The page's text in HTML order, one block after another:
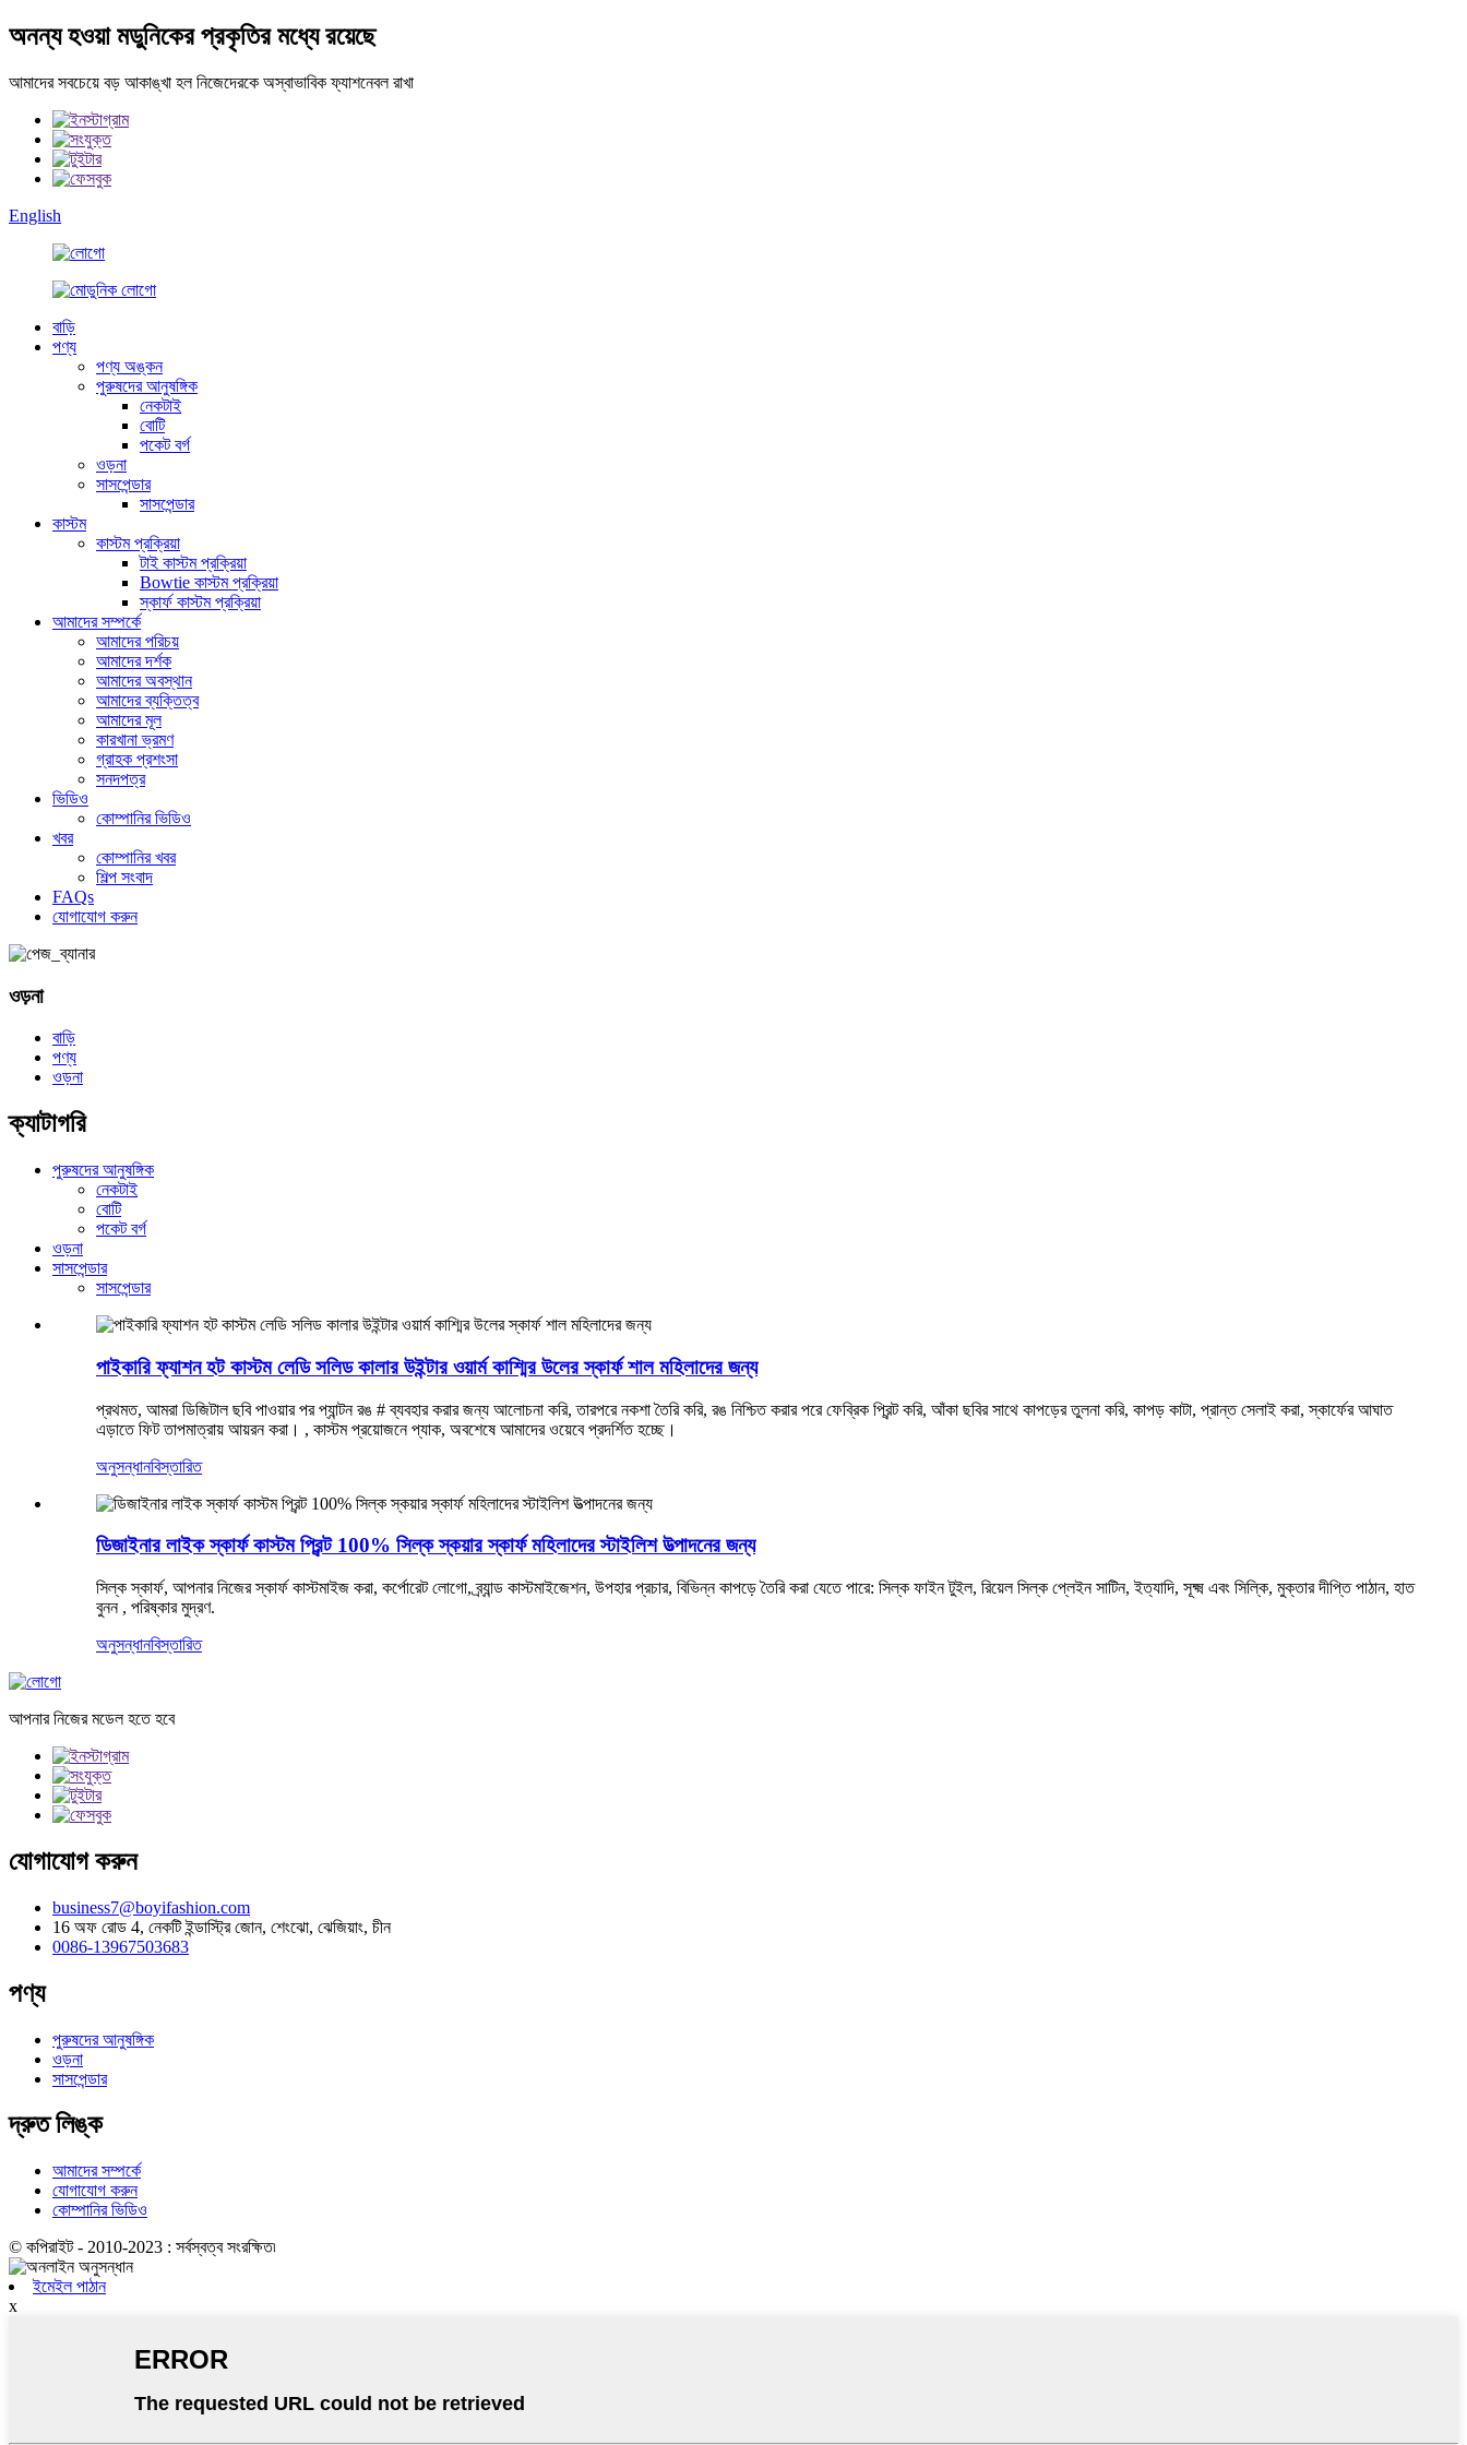
অনন্য হওয়া মডুনিকের প্রকৃতির মধ্যে রয়েছে
আমাদের সবচেয়ে বড় আকাঙ্খা হল নিজেদেরকে অস্বাভাবিক ফ্যাশনেবল রাখা
English
বাড়ি
পণ্য
পণ্য অঙ্কন
পুরুষদের আনুষঙ্গিক
নেকটাই
বোটি
পকেট বর্গ
ওড়না
সাসপেন্ডার
সাসপেন্ডার
কাস্টম
কাস্টম প্রক্রিয়া
টাই কাস্টম প্রক্রিয়া
Bowtie কাস্টম প্রক্রিয়া
স্কার্ফ কাস্টম প্রক্রিয়া
আমাদের সম্পর্কে
আমাদের পরিচয়
আমাদের দর্শক
আমাদের অবস্থান
আমাদের ব্যক্তিত্ব
আমাদের মূল
কারখানা ভ্রমণ
গ্রাহক প্রশংসা
সনদপত্র
ভিডিও
কোম্পানির ভিডিও
খবর
কোম্পানির খবর
শিল্প সংবাদ
FAQs
যোগাযোগ করুন
ওড়না
বাড়ি
পণ্য
ওড়না
ক্যাটাগরি
পুরুষদের আনুষঙ্গিক
নেকটাই
বোটি
পকেট বর্গ
ওড়না
সাসপেন্ডার
সাসপেন্ডার
পাইকারি ফ্যাশন হট কাস্টম লেডি সলিড কালার উইন্টার ওয়ার্ম কাশ্মির উলের স্কার্ফ শাল মহিলাদের জন্য
প্রথমত, আমরা ডিজিটাল ছবি পাওয়ার পর প্যান্টন রঙ # ব্যবহার করার জন্য আলোচনা করি, তারপরে নকশা তৈরি করি, রঙ নিশ্চিত করার পরে ফেব্রিক প্রিন্ট করি, আঁকা ছবির সাথে কাপড়ের তুলনা করি, কাপড় কাটা, প্রান্ত সেলাই করা, স্কার্ফের আঘাত
এড়াতে ফিট তাপমাত্রায় আয়রন করা। , কাস্টম প্রয়োজনে প্যাক, অবশেষে আমাদের ওয়েবে প্রদর্শিত হচ্ছে।
অনুসন্ধানবিস্তারিত
ডিজাইনার লাইক স্কার্ফ কাস্টম প্রিন্ট 100% সিল্ক স্কয়ার স্কার্ফ মহিলাদের স্টাইলিশ উত্পাদনের জন্য
সিল্ক স্কার্ফ, আপনার নিজের স্কার্ফ কাস্টমাইজ করা, কর্পোরেট লোগো, ব্র্যান্ড কাস্টমাইজেশন, উপহার প্রচার, বিভিন্ন কাপড়ে তৈরি করা যেতে পারে: সিল্ক ফাইন টুইল, রিয়েল সিল্ক প্লেইন সাটিন, ইত্যাদি, সূক্ষ্ম এবং সিল্কি, মুক্তার দীপ্তি পাঠান, হাত
বুনন , পরিষ্কার মুদ্রণ.
অনুসন্ধানবিস্তারিত
আপনার নিজের মডেল হতে হবে
যোগাযোগ করুন
business7@boyifashion.com
16 অফ রোড 4, নেকটি ইন্ডাস্ট্রি জোন, শেংঝো, ঝেজিয়াং, চীন
0086-13967503683
পণ্য
পুরুষদের আনুষঙ্গিক
ওড়না
সাসপেন্ডার
দ্রুত লিঙ্ক
আমাদের সম্পর্কে
যোগাযোগ করুন
কোম্পানির ভিডিও
© কপিরাইট - 2010-2023 : সর্বস্বত্ব সংরক্ষিত৷
ইমেইল পাঠান
x